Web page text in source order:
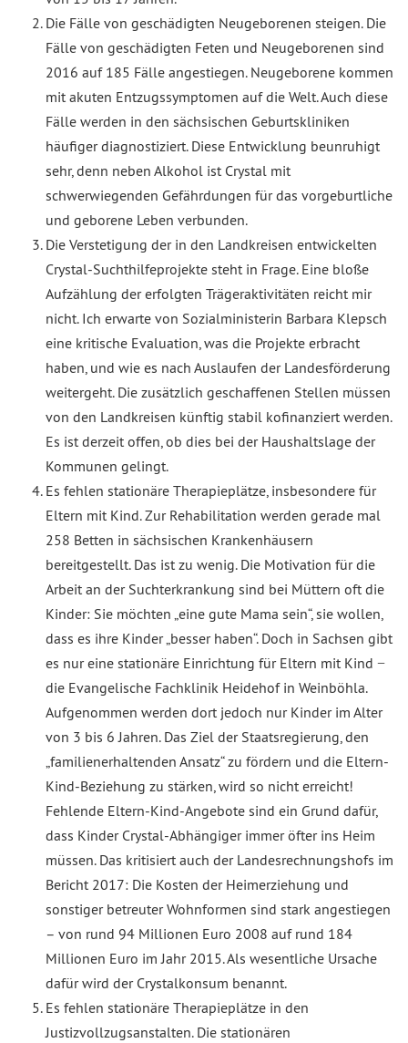
Die Fälle von geschädigten Neugeborenen steigen. Die
Fälle von geschädigten Feten und Neugeborenen sind
2016 auf 185 Fälle angestiegen. Neugeborene kommen
mit akuten Entzugssymptomen auf die Welt. Auch diese
Fälle werden in den sächsischen Geburtskliniken
häufiger diagnostiziert. Diese Entwicklung beunruhigt
sehr, denn neben Alkohol ist Crystal mit
schwerwiegenden Gefährdungen für das vorgeburtliche
und geborene Leben verbunden.
Die Verstetigung der in den Landkreisen entwickelten
Crystal-Suchthilfeprojekte steht in Frage. Eine bloße
Aufzählung der erfolgten Trägeraktivitäten reicht mir
nicht. Ich erwarte von Sozialministerin Barbara Klepsch
eine kritische Evaluation, was die Projekte erbracht
haben, und wie es nach Auslaufen der Landesförderung
weitergeht. Die zusätzlich geschaffenen Stellen müssen
von den Landkreisen künftig stabil kofinanziert werden.
Es ist derzeit offen, ob dies bei der Haushaltslage der
Kommunen gelingt.
Es fehlen stationäre Therapieplätze, insbesondere für
Eltern mit Kind. Zur Rehabilitation werden gerade mal
258 Betten in sächsischen Krankenhäusern
bereitgestellt. Das ist zu wenig. Die Motivation für die
Arbeit an der Suchterkrankung sind bei Müttern oft die
Kinder: Sie möchten „eine gute Mama sein“, sie wollen,
dass es ihre Kinder „besser haben“. Doch in Sachsen gibt
es nur eine stationäre Einrichtung für Eltern mit Kind −
die Evangelische Fachklinik Heidehof in Weinböhla.
Aufgenommen werden dort jedoch nur Kinder im Alter
von 3 bis 6 Jahren. Das Ziel der Staatsregierung, den
„familienerhaltenden Ansatz“ zu fördern und die Eltern-
Kind-Beziehung zu stärken, wird so nicht erreicht!
Fehlende Eltern-Kind-Angebote sind ein Grund dafür,
dass Kinder Crystal-Abhängiger immer öfter ins Heim
müssen. Das kritisiert auch der Landesrechnungshofs im
Bericht 2017: Die Kosten der Heimerziehung und
sonstiger betreuter Wohnformen sind stark angestiegen
– von rund 94 Millionen Euro 2008 auf rund 184
Millionen Euro im Jahr 2015. Als wesentliche Ursache
dafür wird der Crystalkonsum benannt.
Es fehlen stationäre Therapieplätze in den
Justizvollzugsanstalten. Die stationären